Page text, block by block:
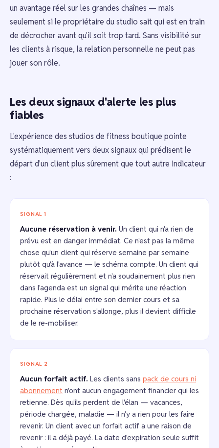
un avantage réel sur les grandes chaînes — mais
seulement si le propriétaire du studio sait qui est en train
de décrocher avant qu'il soit trop tard. Sans visibilité sur
les clients à risque, la relation personnelle ne peut pas
jouer son rôle.
Les deux signaux d'alerte les plus
fiables
L'expérience des studios de fitness boutique pointe
systématiquement vers deux signaux qui prédisent le
départ d'un client plus sûrement que tout autre indicateur
:
SIGNAL 1
Aucune réservation à venir. Un client qui n'a rien de
prévu est en danger immédiat. Ce n'est pas la même
chose qu'un client qui réserve semaine par semaine
plutôt qu'à l'avance — le schéma compte. Un client qui
réservait régulièrement et n'a soudainement plus rien
dans l'agenda est un signal qui mérite une réaction
rapide. Plus le délai entre son dernier cours et sa
prochaine réservation s'allonge, plus il devient difficile
de le re-mobiliser.
SIGNAL 2
Aucun forfait actif. Les clients sans pack de cours ni
abonnement n'ont aucun engagement financier qui les
retienne. Dès qu'ils perdent de l'élan — vacances,
période chargée, maladie — il n'y a rien pour les faire
revenir. Un client avec un forfait actif a une raison de
revenir : il a déjà payé. La date d'expiration seule suffit